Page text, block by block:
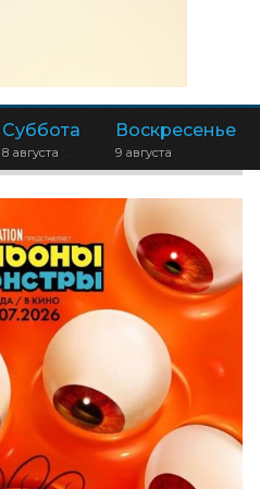
Суббота
8 августа
Воскресенье
9 августа